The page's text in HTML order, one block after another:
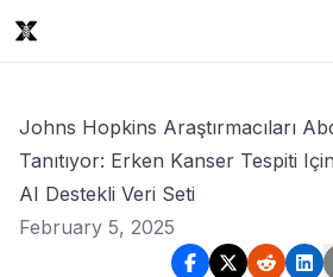
Johns Hopkins Araştırmacıları
Tanıtıyor: Erken Kanser Tespiti
AI Destekli Veri Seti
February 5, 2025